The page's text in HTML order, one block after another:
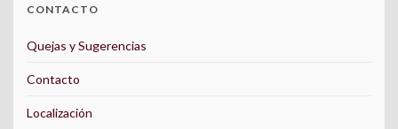
CONTACTO
Quejas y Sugerencias
Contacto
Localización